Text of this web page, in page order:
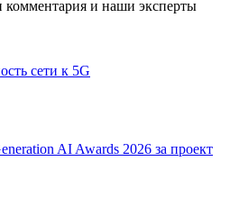
комментария и наши эксперты
сети к 5G
AI Awards 2026 за проект